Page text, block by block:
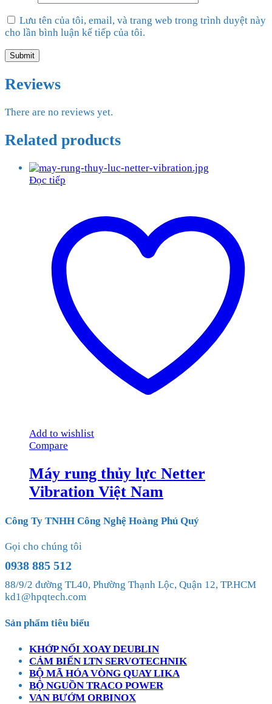
Lưu tên của tôi, email, và trang web trong trình duyệt này
cho lần bình luận kế tiếp của tôi.
Reviews
There are no reviews yet.
Related products
Đọc tiếp
Add to wishlist
Compare
Máy rung thủy lực Netter
Vibration Việt Nam
Công Ty TNHH Công Nghệ Hoàng Phú Quý
Gọi cho chúng tôi
0938 885 512
88/9/2 đường TL40, Phường Thạnh Lộc, Quận 12, TP.HCM
kd1@hpqtech.com
Sản phẩm tiêu biểu
KHỚP NỐI XOAY DEUBLIN
CẢM BIẾN LTN SERVOTECHNIK
BỘ MÃ HÓA VÒNG QUAY LIKA
BỘ NGUỒN TRACO POWER
VAN BƯỚM ORBINOX